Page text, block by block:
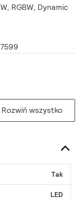
RGBW, Dynamic
Rozwiń wszystko
Tak
LED